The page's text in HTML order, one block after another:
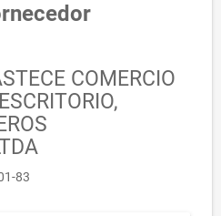
COMERCIO
83